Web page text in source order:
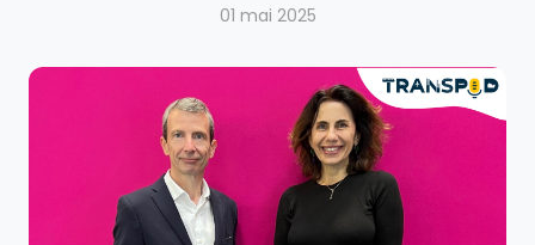
01 mai 2025